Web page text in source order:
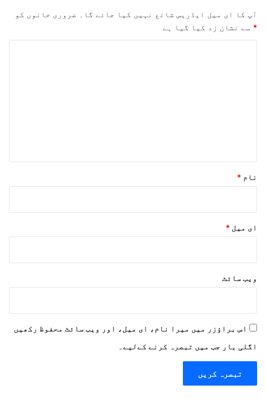
آپ کا ای میل ایڈریس شائع نہیں کیا جائے گا۔
ضروری خانوں کو
* سے نشان زد کیا گیا ہے
نام *
ای میل *
ویب‌ سائٹ
اس براؤزر میں میرا نام، ای میل، اور ویب سائٹ محفوظ رکھیں
اگلی بار جب میں تبصرہ کرنے کےلیے۔